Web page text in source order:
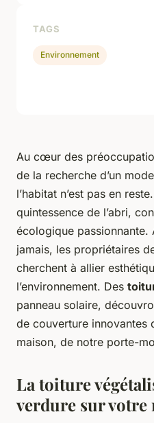
Au cœur des
de la recherche d’un
l’habitat n’est pas en
quintessence de l’abri,
écologique passionnante.
jamais, les propriétaires
cherchent à allier
l’environnement. Des
panneau solaire,
de couverture innovantes
maison, de notre porte-
La toiture
verdure sur votre
TAGS
Environnement